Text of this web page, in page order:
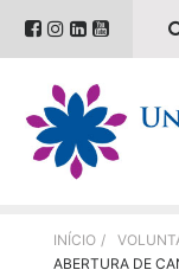
INÍCIO /
ABERTURA DE